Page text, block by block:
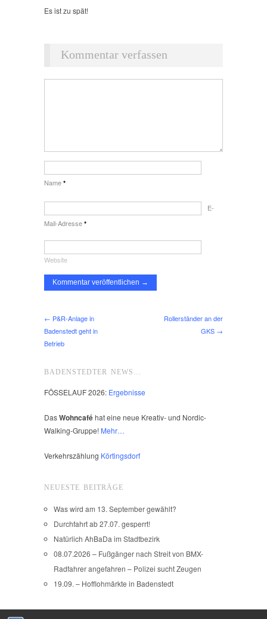
Es ist zu spät!
Kommentar verfassen
Name *
E-
Mail-Adresse *
Website
← P&R-Anlage in
Baden­stedt geht in
Betrieb
Rollerständer an der
GKS →
BADENSTEDTER NEWS…
FÖSSELAUF 2026: Ergebnisse
DasWohncaféhat eine neue Kreativ- und Nordic-
Walking-Gruppe! Mehr…
Verkehrszählung Körtingsdorf
NEUESTE BEITRÄGE
Was wird am 13. September gewählt?
Durchfahrt ab 27.07. gesperrt!
Natürlich AhBaDa im Stadtbezirk
08.07.2026 – Fußgänger nach Streit von BMX-
Radfahrer angefahren – Polizei sucht Zeugen
19.09. – Hofflohmärkte in Badenstedt